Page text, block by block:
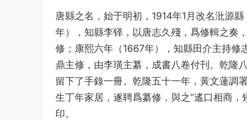
唐縣之名，始于明初，1914年1月改名沘源
年），知縣李铎，以唐志久殘，爲修輯之奏
修；康熙六年（1667年），知縣田介主持
鼎主修，由李璜主纂，成書八卷付刊。乾隆
留下了手錄一冊。乾隆五十一年，黃文蓮調
生丁年家居，遂聘爲纂修，與之“遙口相商，
印。